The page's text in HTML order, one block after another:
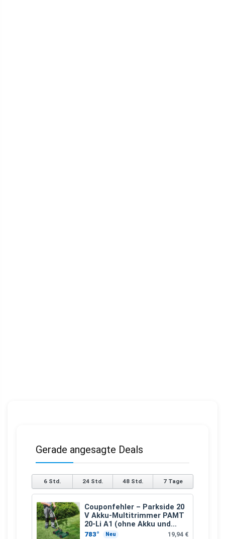
Gerade angesagte Deals
6 Std. 24 Std. 48 Std. 7 Tage
Couponfehler – Parkside 20
V Akku-Multitrimmer PAMT
20-Li A1 (ohne Akku und
Ladegerät)
783° Neu 19,94 €